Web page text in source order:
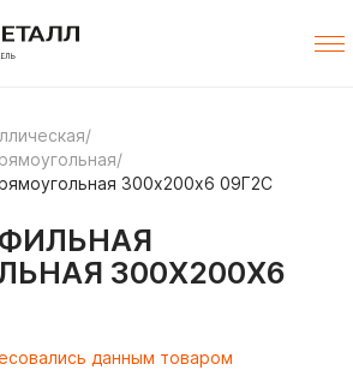
/
/
300х200х6 09Г2С
300Х200Х6
данным товаром